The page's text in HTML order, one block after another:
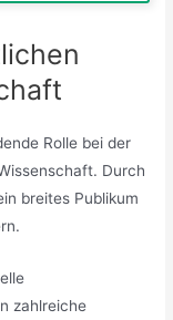
Rolle bei der
Durch
breites Publikum
zahlreiche